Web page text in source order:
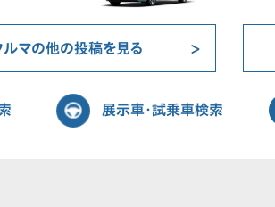
ルマの他の投稿を見る
展示車・試乗車検索